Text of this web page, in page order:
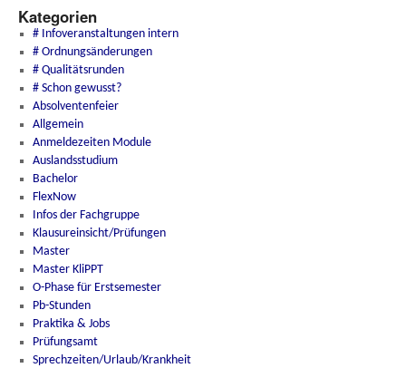
Kategorien
# Infoveranstaltungen intern
# Ordnungsänderungen
# Qualitätsrunden
# Schon gewusst?
Absolventenfeier
Allgemein
Anmeldezeiten Module
Auslandsstudium
Bachelor
FlexNow
Infos der Fachgruppe
Klausureinsicht/Prüfungen
Master
Master KliPPT
O-Phase für Erstsemester
Pb-Stunden
Praktika & Jobs
Prüfungsamt
Sprechzeiten/Urlaub/Krankheit